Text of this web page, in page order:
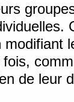
de leur